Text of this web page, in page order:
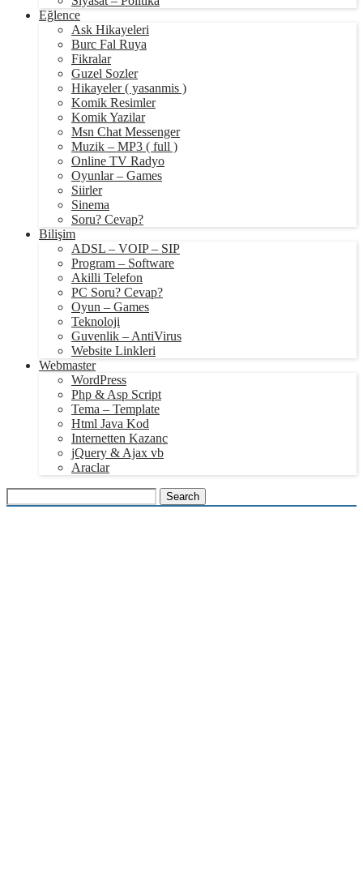
Eğlence
Ask Hikayeleri
Burc Fal Ruya
Fikralar
Guzel Sozler
Hikayeler ( yasanmis )
Komik Resimler
Komik Yazilar
Msn Chat Messenger
Muzik – MP3 ( full )
Online TV Radyo
Oyunlar – Games
Siirler
Sinema
Soru? Cevap?
Bilişim
ADSL – VOIP – SIP
Program – Software
Akilli Telefon
PC Soru? Cevap?
Oyun – Games
Teknoloji
Guvenlik – AntiVirus
Website Linkleri
Webmaster
WordPress
Php & Asp Script
Tema – Template
Html Java Kod
Internetten Kazanc
jQuery & Ajax vb
Araclar